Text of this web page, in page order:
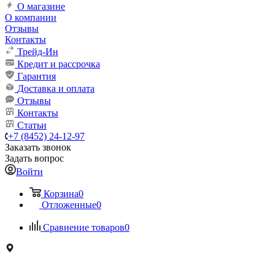
О магазине
О компании
Отзывы
Контакты
Трейд-Ин
Кредит и рассрочка
Гарантия
Доставка и оплата
Отзывы
Контакты
Статьи
+7 (8452) 24-12-97
Заказать звонок
Задать вопрос
Войти
Корзина0
Отложенные0
Сравнение товаров0